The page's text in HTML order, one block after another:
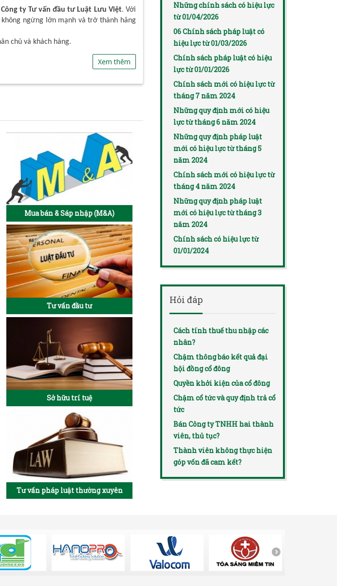
Công ty Tư vấn đầu tư Luật Lưu Việt. Với
không ngừng lớn mạnh và trở thành hãng
chủ và khách hàng.
Xem thêm
Mua bán & Sáp nhập (M&A)
Tư vấn đầu tư
Sở hữu trí tuệ
Tư vấn pháp luật thường xuyên
Những chính sách có hiệu lực
từ 01/04/2026
06 Chính sách pháp luật có
hiệu lực từ 01/03/2026
Chính sách pháp luật có hiệu
lực từ 01/01/2026
Chính sách mới có hiệu lực từ
tháng 7 năm 2024
Những quy định mới có hiệu
lực từ tháng 6 năm 2024
Những quy định pháp luật
mới có hiệu lực từ tháng 5
năm 2024
Chính sách mới có hiệu lực từ
tháng 4 năm 2024
Những quy định pháp luật
mới có hiệu lực từ tháng 3
năm 2024
Chính sách có hiệu lực từ
01/01/2024
Hỏi đáp
Cách tính thuế thu nhập các
nhân?
Chậm thông báo kết quả đại
hội đồng cổ đông
Quyền khởi kiện của cổ đông
Chậm cổ tức và quy định trả cổ
tức
Bán Công ty TNHH hai thành
viên, thủ tục?
Thành viên không thực hiện
góp vốn đã cam kết?